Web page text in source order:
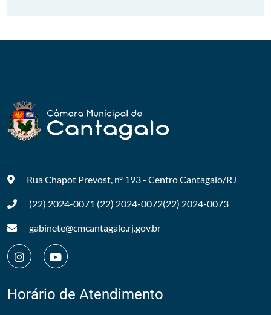
Rua Chapot Prevost, nº 193 - CentroCantagalo/RJ
(22) 2024-0071 (22) 2024-0072(22) 2024-0073
gabinete@cmcantagalo.rj.gov.br
Horário de Atendimento